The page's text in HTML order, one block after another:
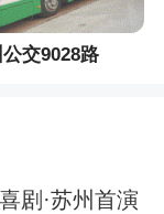
交9028路
剧·苏州首演